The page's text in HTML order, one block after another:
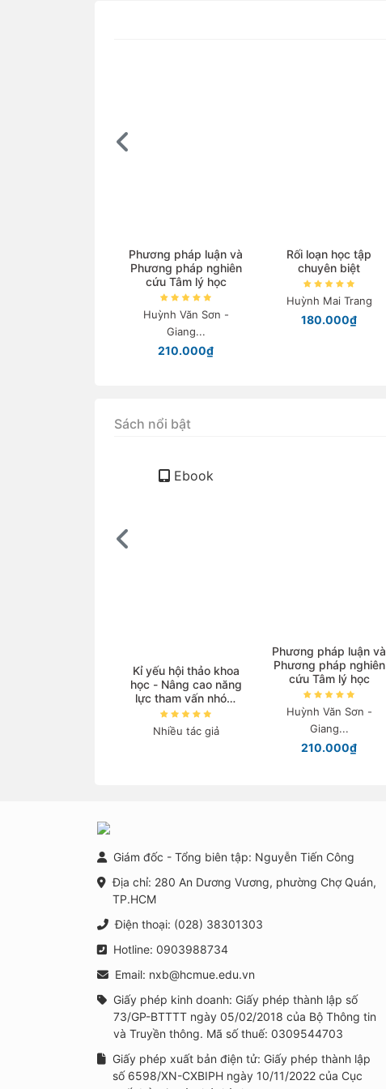
Phương pháp luận và
Phương pháp nghiên
cứu Tâm lý học
Huỳnh Văn Sơn -
Giang...
210.000₫
Rối loạn học tập
chuyên biệt
Huỳnh Mai Trang
180.000₫
Sách nổi bật
Ebook
Kỉ yếu hội thảo khoa
học - Nâng cao năng
lực tham vấn nhóm
và triển khai các
chương trình phòng
ngừa, can thiệp tâm
Nhiều tác giả
Phương pháp luận và
Phương pháp nghiên
cứu Tâm lý học
Huỳnh Văn Sơn -
Giang...
210.000₫
Giám đốc - Tổng biên tập: Nguyễn Tiến Công
Địa chỉ: 280 An Dương Vương, phường Chợ Quán,
TP.HCM
Điện thoại: (028) 38301303
Hotline: 0903988734
Email: nxb@hcmue.edu.vn
Giấy phép kinh doanh: Giấy phép thành lập số
73/GP-BTTTT ngày 05/02/2018 của Bộ Thông tin
và Truyền thông. Mã số thuế: 0309544703
Giấy phép xuất bản điện tử: Giấy phép thành lập
số 6598/XN-CXBIPH ngày 10/11/2022 của Cục